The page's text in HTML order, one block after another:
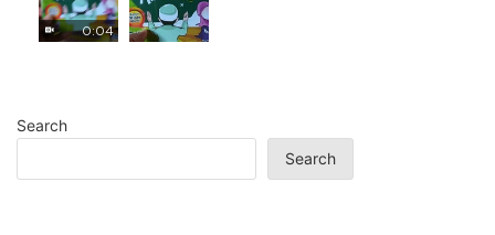
0:04
Search
Search